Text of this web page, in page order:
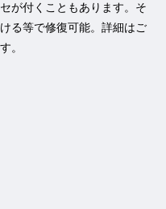
が付くこともあります。そ
る等で修復可能。詳細はご
。